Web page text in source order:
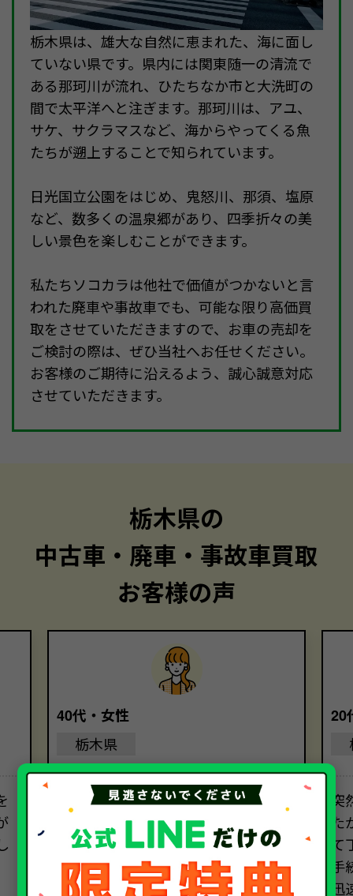
栃木県は、雄大な自然に恵まれた、海に面し
ていない県です。県内には関東随一の清流で
ある那珂川が流れ、ひたちなか市と大洗町の
間で太平洋へと注ぎます。那珂川は、アユ、
サケ、サクラマスなど、海からやってくる魚
たちが遡上することで知られています。
日光国立公園をはじめ、鬼怒川、那須、塩原
など、数多くの温泉郷があり、四季折々の美
しい景色を楽しむことができます。
私たちソコカラは他社で価値がつかないと言
われた廃車や事故車でも、可能な限り高価買
取をさせていただきますので、お車の売却を
ご検討の際は、ぜひ当社へお任せください。
お客様のご期待に沿えるよう、誠心誠意対応
させていただきます。
栃木県の
中古車・廃車・事故車買取
お客様の声
40代・女性
栃木県
丁寧な対応と、親切な説明のおかげ
で、安心して大切な車を任せることが
できました。気持ちよく手続きを進
めることができました。ソコカラさ
んにお願いして本当に良かったです。
20